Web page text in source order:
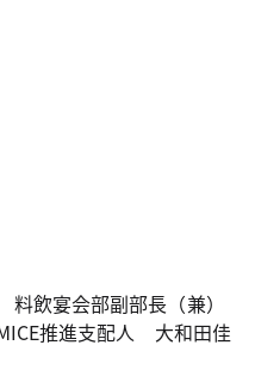
飲宴会部副部長（兼）
推進支配人 大和田佳